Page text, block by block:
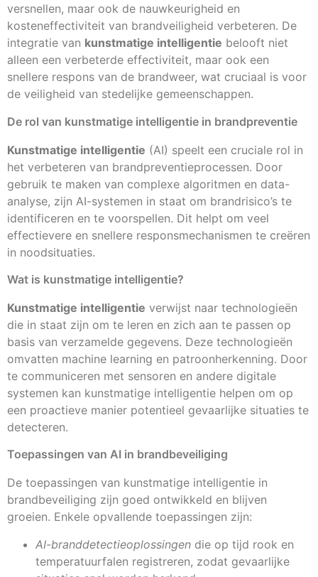
versnellen, maar ook de nauwkeurigheid en
kosteneffectiviteit van brandveiligheid verbeteren. De
integratie van kunstmatige intelligentie belooft niet
alleen een verbeterde effectiviteit, maar ook een
snellere respons van de brandweer, wat cruciaal is voor
de veiligheid van stedelijke gemeenschappen.
De rol van kunstmatige intelligentie in brandpreventie
Kunstmatige intelligentie (AI) speelt een cruciale rol in
het verbeteren van brandpreventieprocessen. Door
gebruik te maken van complexe algoritmen en data-
analyse, zijn AI-systemen in staat om brandrisico’s te
identificeren en te voorspellen. Dit helpt om veel
effectievere en snellere responsmechanismen te creëren
in noodsituaties.
Wat is kunstmatige intelligentie?
Kunstmatige intelligentie verwijst naar technologieën
die in staat zijn om te leren en zich aan te passen op
basis van verzamelde gegevens. Deze technologieën
omvatten machine learning en patroonherkenning. Door
te communiceren met sensoren en andere digitale
systemen kan kunstmatige intelligentie helpen om op
een proactieve manier potentieel gevaarlijke situaties te
detecteren.
Toepassingen van AI in brandbeveiliging
De toepassingen van kunstmatige intelligentie in
brandbeveiliging zijn goed ontwikkeld en blijven
groeien. Enkele opvallende toepassingen zijn:
AI-branddetectieoplossingen die op tijd rook en
temperatuurfalen registreren, zodat gevaarlijke